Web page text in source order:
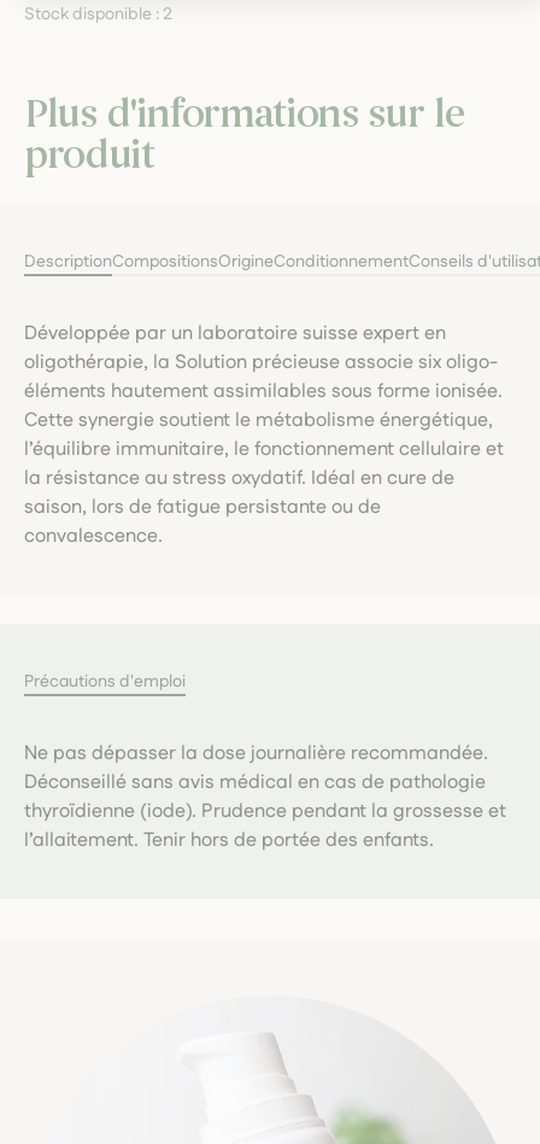
Stock disponible : 2
Plus d'informations sur le
produit
DescriptionCompositionsOrigineConditionnementConseils
Développée par un laboratoire suisse expert en
oligothérapie, la Solution précieuse associe six oligo-
éléments hautement assimilables sous forme ionisée.
Cette synergie soutient le métabolisme énergétique,
l’équilibre immunitaire, le fonctionnement cellulaire et
la résistance au stress oxydatif. Idéal en cure de
saison, lors de fatigue persistante ou de
convalescence.
Précautions d'emploi
Ne pas dépasser la dose journalière recommandée.
Déconseillé sans avis médical en cas de pathologie
thyroïdienne (iode). Prudence pendant la grossesse et
l’allaitement. Tenir hors de portée des enfants.